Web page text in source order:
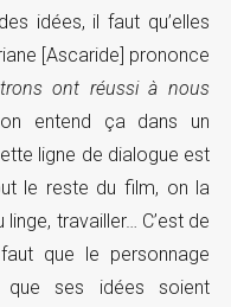
idées, il faut qu’elles
[Ascaride] prononce
ont réussi à nous
entend ça dans un
ligne de dialogue est
le reste du film, on la
travailler… C’est de
que le personnage
que ses idées soient